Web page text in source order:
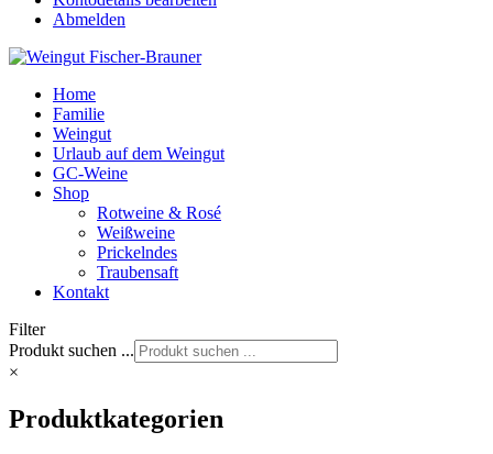
Abmelden
Home
Familie
Weingut
Urlaub auf dem Weingut
GC-Weine
Shop
Rotweine & Rosé
Weißweine
Prickelndes
Traubensaft
Kontakt
Filter
Produkt suchen ...
×
Produktkategorien